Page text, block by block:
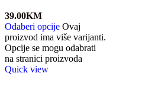
39.00KM
Odaberi opcije Ovaj
proizvod ima više varijanti.
Opcije se mogu odabrati
na stranici proizvoda
Quick view